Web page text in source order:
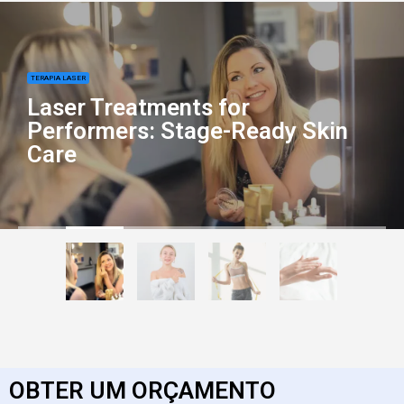
TERAPIA LASER
Laser Treatments for
Performers: Stage-Ready Skin
Care
OBTER UM ORÇAMENTO